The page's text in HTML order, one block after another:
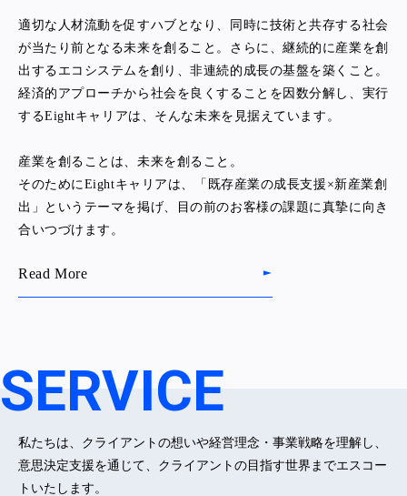
適切な人材流動を促すハブとなり、同時に技術と共存する社会
が当たり前となる未来を創ること。さらに、継続的に産業を創
出するエコシステムを創り、非連続的成長の基盤を築くこと。
経済的アプローチから社会を良くすることを因数分解し、実行
するEightキャリアは、そんな未来を見据えています。
産業を創ることは、未来を創ること。
そのためにEightキャリアは、「既存産業の成長支援×新産業創
出」というテーマを掲げ、目の前のお客様の課題に真摯に向き
合いつづけます。
Read More
SERVICE
私たちは、クライアントの想いや経営理念・事業戦略を理解し、
意思決定支援を通じて、クライアントの目指す世界までエスコー
トいたします。